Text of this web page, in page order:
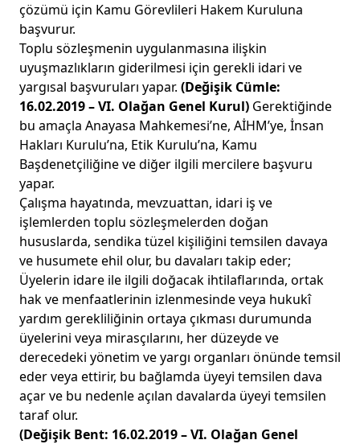
çözümü için Kamu Görevlileri Hakem Kuruluna
başvurur.
Toplu sözleşmenin uygulanmasına ilişkin
uyuşmazlıkların giderilmesi için gerekli idari ve
yargısal başvuruları yapar. (Değişik Cümle:
16.02.2019 – VI. Olağan Genel Kurul) Gerektiğinde
bu amaçla Anayasa Mahkemesi’ne, AİHM’ye, İnsan
Hakları Kurulu’na, Etik Kurulu’na, Kamu
Başdenetçiliğine ve diğer ilgili mercilere başvuru
yapar.
Çalışma hayatında, mevzuattan, idari iş ve
işlemlerden toplu sözleşmelerden doğan
hususlarda, sendika tüzel kişiliğini temsilen davaya
ve husumete ehil olur, bu davaları takip eder;
Üyelerin idare ile ilgili doğacak ihtilaflarında, ortak
hak ve menfaatlerinin izlenmesinde veya hukukî
yardım gerekliliğinin ortaya çıkması durumunda
üyelerini veya mirasçılarını, her düzeyde ve
derecedeki yönetim ve yargı organları önünde temsil
eder veya ettirir, bu bağlamda üyeyi temsilen dava
açar ve bu nedenle açılan davalarda üyeyi temsilen
taraf olur.
(Değişik Bent: 16.02.2019 – VI. Olağan Genel